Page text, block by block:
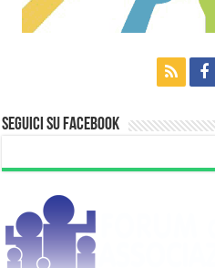
Seguici su Facebook